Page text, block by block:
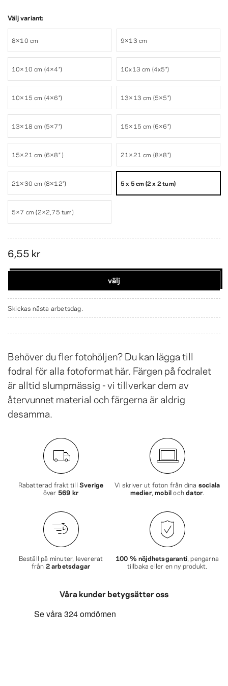
Behöver du fler fotohöljen? Du kan lägga till
fodral för alla fotoformat här. Färgen på fodralet
är alltid slumpmässig - vi tillverkar dem av
återvunnet material och färgerna är aldrig
desamma.
Välj variant:
8×10 cm 9×13 cm
10×10 cm (4×4″) 10x13 cm (4x5")
10×15 cm (4×6″) 13×13 cm (5×5″)
13×18 cm (5×7″) 15×15 cm (6×6″)
15×21 cm (6×8″ ) 21×21 cm (8×8″)
21×30 cm (8×12″) 5 x 5 cm (2 x 2 tum)
5×7 cm (2×2,75 tum)
6,55 kr
välj
Skickas nästa arbetsdag.
Rabatterad frakt till Sverige
över 569 kr
Vi skriver ut foton från dina sociala
medier,mobilochdator
Beställ på minuter, levererat
från 2 arbetsdagar
100 % nöjdhetsgaranti , pengarna
tillbaka eller en ny produkt.
Våra kunder betygsätter oss